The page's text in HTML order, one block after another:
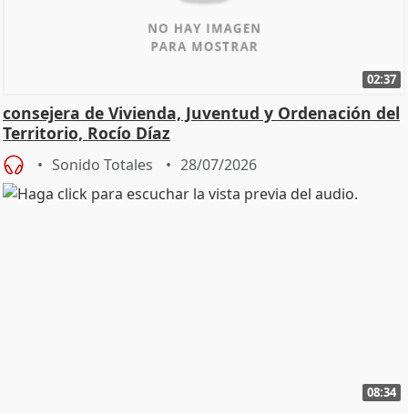
02:37
consejera de Vivienda, Juventud y Ordenación del
Territorio, Rocío Díaz
Sonido Totales 28/07/2026
08:34